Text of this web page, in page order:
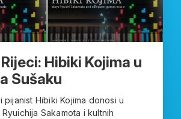
Hibiki Kojima u
Sušaku
pijanist Hibiki Kojima donosi u
Sakamota i kultnih